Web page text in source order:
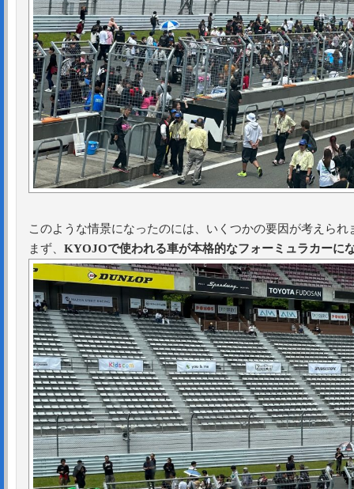
このような情景になったのには、いくつかの要因が考えられ
まず、 KYOJOで使われる車が本格的なフォーミュラカーに